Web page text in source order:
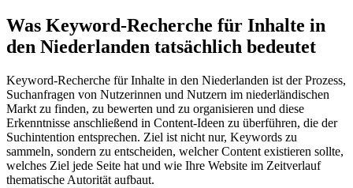
Was Keyword-Recherche für Inhalte in
den Niederlanden tatsächlich bedeutet
Keyword-Recherche für Inhalte in den Niederlanden ist der Prozess,
Suchanfragen von Nutzerinnen und Nutzern im niederländischen
Markt zu finden, zu bewerten und zu organisieren und diese
Erkenntnisse anschließend in Content-Ideen zu überführen, die der
Suchintention entsprechen. Ziel ist nicht nur, Keywords zu
sammeln, sondern zu entscheiden, welcher Content existieren sollte,
welches Ziel jede Seite hat und wie Ihre Website im Zeitverlauf
thematische Autorität aufbaut.